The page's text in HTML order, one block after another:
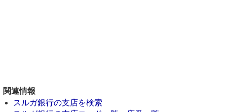
関連情報
スルガ銀行の支店を検索